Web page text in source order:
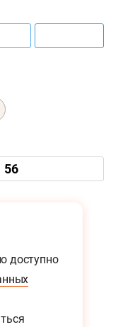
56
доступно